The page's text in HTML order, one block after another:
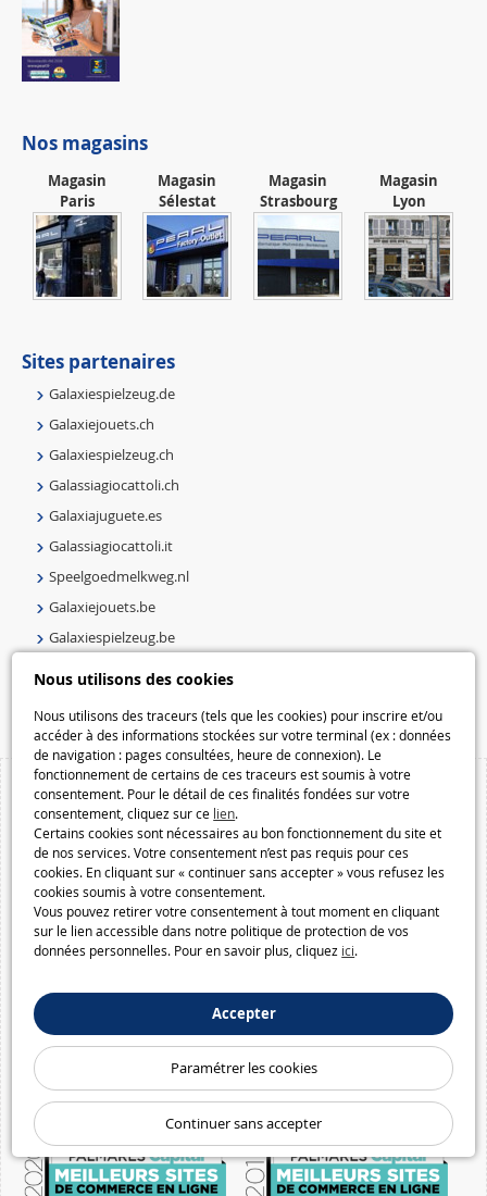
Nous utilisons des cookies
Nous utilisons des traceurs (tels que les cookies) pour inscrire et/ou
accéder à des informations stockées sur votre terminal (ex : données
de navigation : pages consultées, heure de connexion). Le
fonctionnement de certains de ces traceurs est soumis à votre
consentement. Pour le détail de ces finalités fondées sur votre
consentement, cliquez sur ce lien.
Certains cookies sont nécessaires au bon fonctionnement du site et
de nos services. Votre consentement n’est pas requis pour ces
cookies. En cliquant sur « continuer sans accepter » vous refusez les
cookies soumis à votre consentement.
Vous pouvez retirer votre consentement à tout moment en cliquant
sur le lien accessible dans notre politique de protection de vos
données personnelles. Pour en savoir plus, cliquez ici.
Accepter
Paramétrer les cookies
Continuer sans accepter
Nos magasins
Magasin
Paris
Magasin
Sélestat
Magasin
Strasbourg
Magasin
Lyon
Sites partenaires
Galaxiespielzeug.de
Galaxiejouets.ch
Galaxiespielzeug.ch
Galassiagiocattoli.ch
Galaxiajuguete.es
Galassiagiocattoli.it
Speelgoedmelkweg.nl
Galaxiejouets.be
Galaxiespielzeug.be